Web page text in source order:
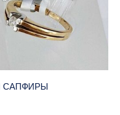
САПФИРЫ